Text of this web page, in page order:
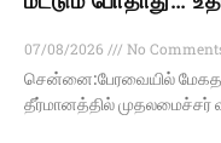
07/08/2026
No
சென்னை:பேரவையில்
தீர்மானத்தில் முதலமைச்சர்